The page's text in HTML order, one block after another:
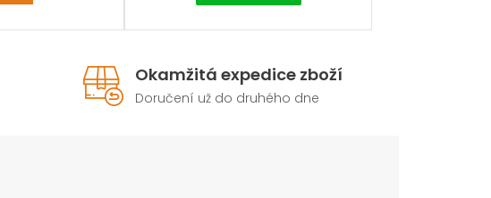
Okamžitá expedice zboží
Doručení už do druhého dne